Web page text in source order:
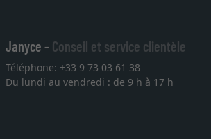
Janyce - Conseil et service clientèle
Téléphone: +33 9 73 03 61 38